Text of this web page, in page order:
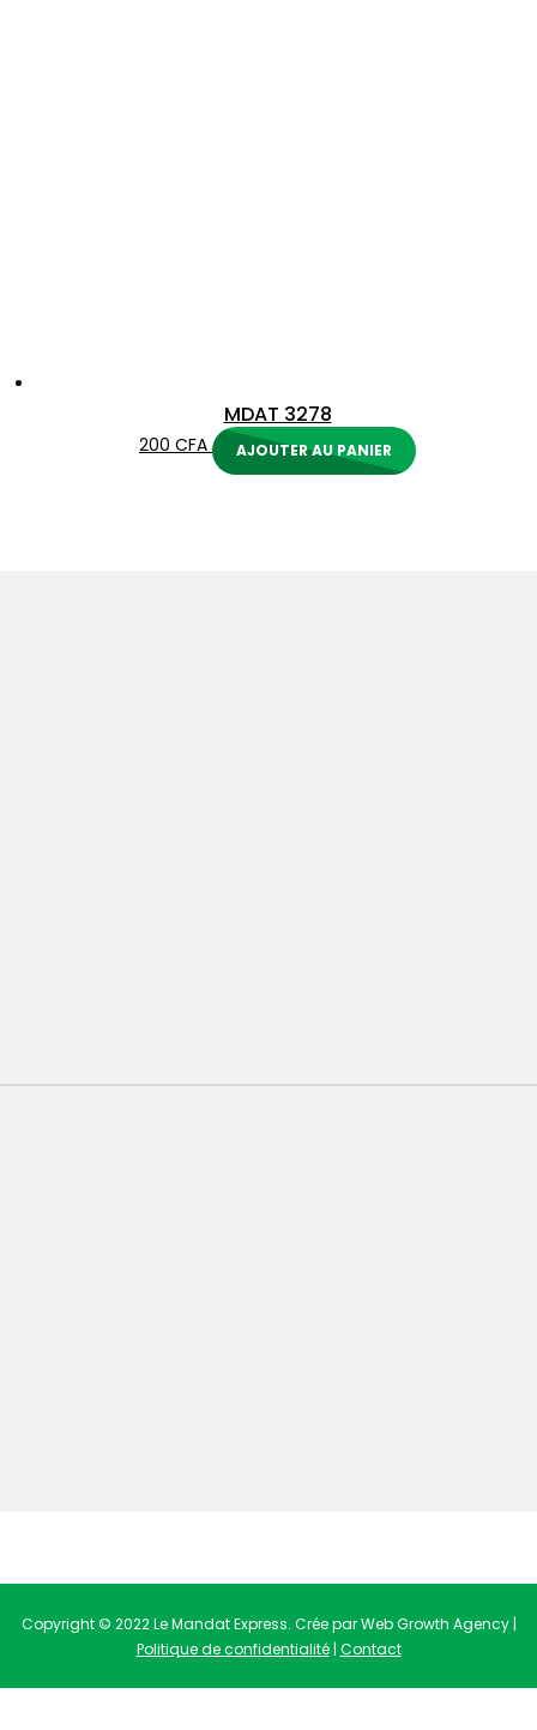
MDAT 3278
200 CFA AJOUTER AU PANIER
Copyright © 2022 Le Mandat Express. Crée par Web Growth Agency |
Politique de confidentialité| Contact